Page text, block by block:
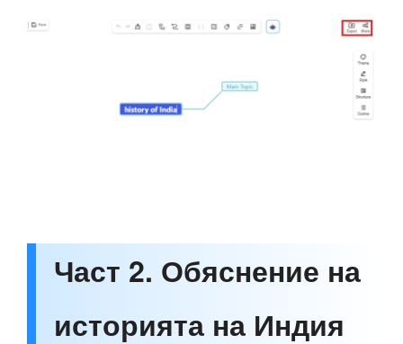
Част 2. Обяснение на
историята на Индия